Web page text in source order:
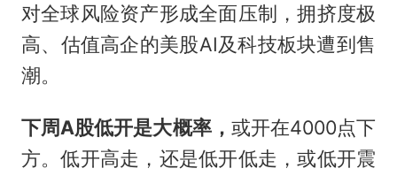
对全球风险资产形成全面压制，拥挤度极
高、估值高企的美股AI及科技板块遭到售
潮。
下周A股低开是大概率， 或开在4000点下
方。低开高走，还是低开低走，或低开震